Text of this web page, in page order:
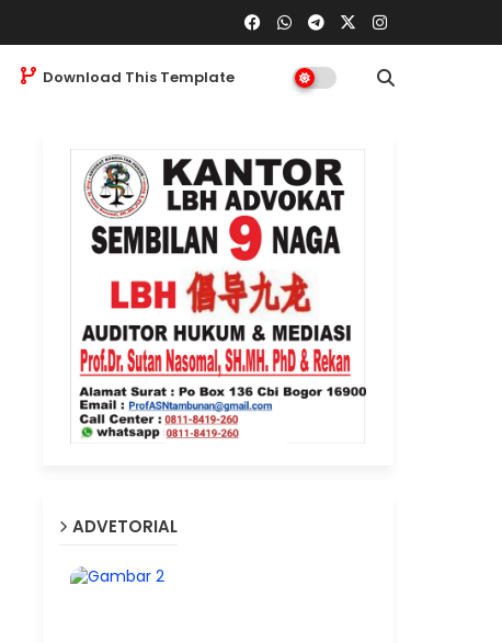
Download This Template
ADVETORIAL